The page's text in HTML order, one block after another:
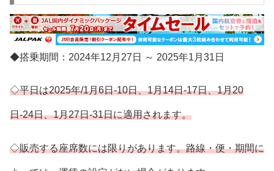
◆搭乗期間：2024年12月27日 ～ 2025年1月31日
◇平日は2025年/1月6日-10日、1月14日-17日、1月20
日-24日、1月27日-31日に適用されます。
◇販売する座席数には限りがあります。路線・便・期間に